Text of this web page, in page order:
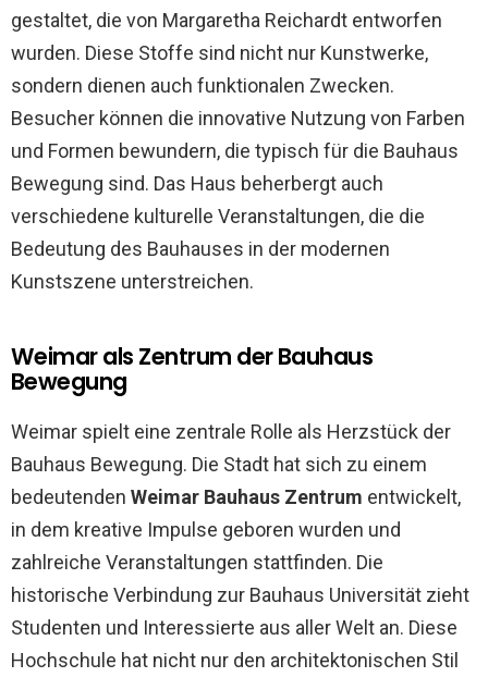
gestaltet, die von Margaretha Reichardt entworfen
wurden. Diese Stoffe sind nicht nur Kunstwerke,
sondern dienen auch funktionalen Zwecken.
Besucher können die innovative Nutzung von Farben
und Formen bewundern, die typisch für die Bauhaus
Bewegung sind. Das Haus beherbergt auch
verschiedene kulturelle Veranstaltungen, die die
Bedeutung des Bauhauses in der modernen
Kunstszene unterstreichen.
Weimar als Zentrum der Bauhaus
Bewegung
Weimar spielt eine zentrale Rolle als Herzstück der
Bauhaus Bewegung. Die Stadt hat sich zu einem
bedeutenden Weimar Bauhaus Zentrum entwickelt,
in dem kreative Impulse geboren wurden und
zahlreiche Veranstaltungen stattfinden. Die
historische Verbindung zur Bauhaus Universität zieht
Studenten und Interessierte aus aller Welt an. Diese
Hochschule hat nicht nur den architektonischen Stil